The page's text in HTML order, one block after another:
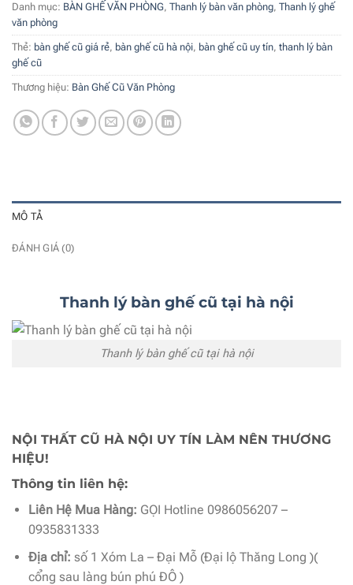
Danh mục: BÀN GHẾ VĂN PHÒNG, Thanh lý bàn văn phòng, Thanh lý ghế
văn phòng
Thẻ: bàn ghế cũ giá rẻ, bàn ghế cũ hà nội, bàn ghế cũ uy tín, thanh lý bàn
ghế cũ
Thương hiệu: Bàn Ghế Cũ Văn Phòng
MÔ TẢ
ĐÁNH GIÁ (0)
Thanh lý bàn ghế cũ tại hà nội
Thanh lý bàn ghế cũ tại hà nội
NỘI THẤT CŨ HÀ NỘI UY TÍN LÀM NÊN THƯƠNG
HIỆU!
Thông tin liên hệ:
Liên Hệ Mua Hàng: GỌI Hotline 0986056207 –
0935831333
Địa chỉ: số 1 Xóm La – Đại Mỗ (Đại lộ Thăng Long )(
cổng sau làng bún phú ĐÔ )